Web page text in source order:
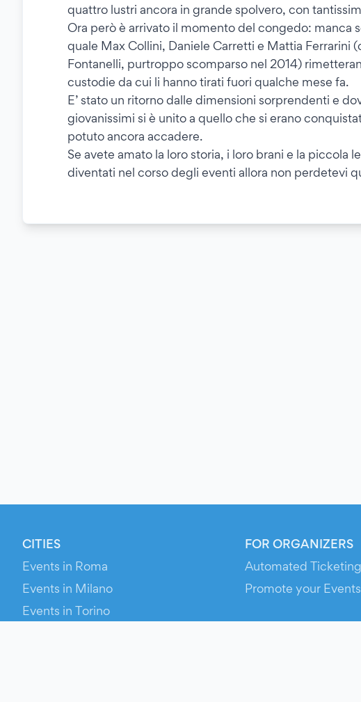
quattro lustri ancora in grande spolvero, con
Ora però è arrivato il momento del congedo: manca
quale Max Collini, Daniele Carretti e Mattia Ferrarini
Fontanelli, purtroppo scomparso nel 2014)
custodie da cui li hanno tirati fuori qualche mese fa.
E’ stato un ritorno dalle dimensioni sorprendenti e
giovanissimi si è unito a quello che si erano
potuto ancora accadere.
Se avete amato la loro storia, i loro brani e la piccola
diventati nel corso degli eventi allora non perdetevi
CITIES
Events in Roma
Events in Milano
Events in Torino
FOR ORGANIZERS
Automated Ticketing
Promote your Events